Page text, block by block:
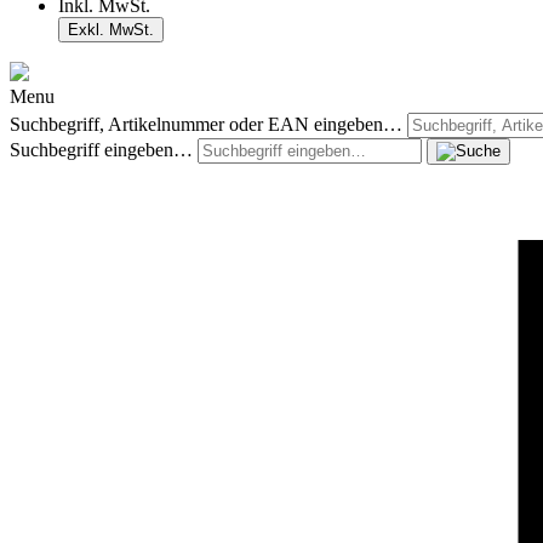
Inkl. MwSt.
Exkl. MwSt.
Menu
Suchbegriff, Artikelnummer oder EAN eingeben…
Suchbegriff eingeben…